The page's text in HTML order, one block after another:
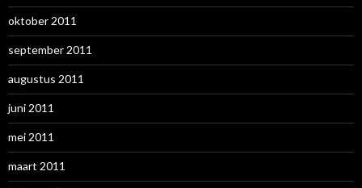
oktober 2011
september 2011
augustus 2011
juni 2011
mei 2011
maart 2011